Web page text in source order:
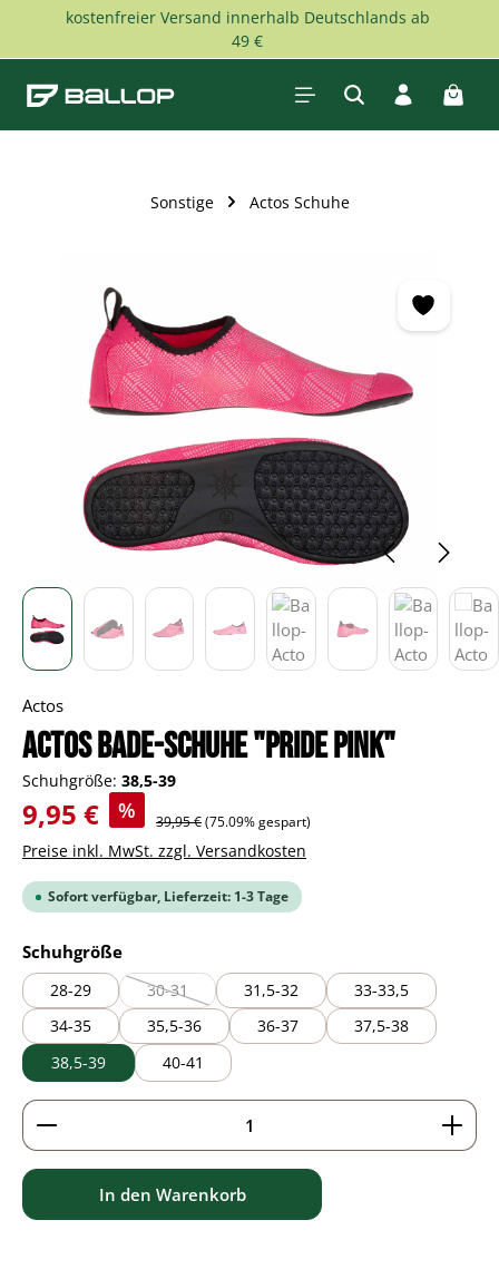
Zum Hauptinhalt springen
kostenfreier Versand innerhalb Deutschlands ab
49 €
Sonstige Actos Schuhe
Actos
Actos Bade-Schuhe "Pride pink"
Schuhgröße: 38,5-39
Verkaufspreis:
9,95 € % Regulärer Preis:
39,95 €(75.09% gespart)
Preise inkl. MwSt. zzgl. Versandkosten
Sofort verfügbar, Lieferzeit: 1-3 Tage
Schuhgrößeauswählen
28-29 30-31
(Diese Option ist zurzeit nicht verfügbar.)
31,5-32
33-33,5
34-35
35,5-36 36-37
37,5-38
38,5-39
40-41
Produkt Anzahl: Gib den gewünschten Wert ein
In den Warenkorb